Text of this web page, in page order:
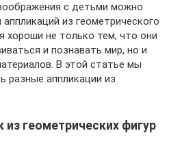
с детьми можно
из геометрического
хороши не только тем, что они
и познавать мир, но и
В этой статье мы
разные аппликации из
геометрических фигур